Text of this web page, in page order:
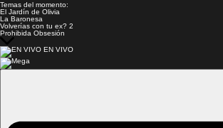
Temas del momento:
El Jardín de Olivia
La Baronesa
Volverías con tu ex? 2
Prohibida Obsesión
EN VIVO